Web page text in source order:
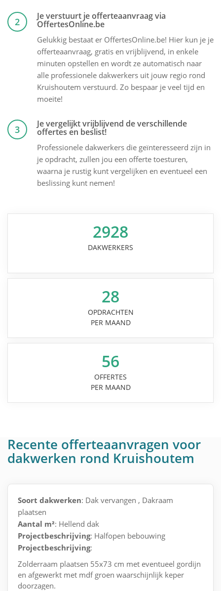
2 Je verstuurt je offerteaanvraag via
OffertesOnline.be
Gelukkig bestaat er OffertesOnline.be! Hier kun je je
offerteaanvraag, gratis en vrijblijvend, in enkele
minuten opstellen en wordt ze automatisch naar
alle professionele dakwerkers uit jouw regio rond
Kruishoutem verstuurd. Zo bespaar je veel tijd en
moeite!
3 Je vergelijkt vrijblijvend de verschillende
offertes en beslist!
Professionele dakwerkers die geïnteresseerd zijn in
je opdracht, zullen jou een offerte toesturen,
waarna je rustig kunt vergelijken en eventueel een
beslissing kunt nemen!
2928
DAKWERKERS
28
OPDRACHTEN
PER MAAND
56
OFFERTES
PER MAAND
Recente offerteaanvragen voor
dakwerken rond Kruishoutem
Soort dakwerken: Dak vervangen , Dakraam
plaatsen
Aantal m²: Hellend dak
Projectbeschrijving: Halfopen bebouwing
Projectbeschrijving:
Zolderraam plaatsen 55x73 cm met eventueel gordijn
en afgewerkt met mdf groen waarschijnlijk keper
doorzagen.